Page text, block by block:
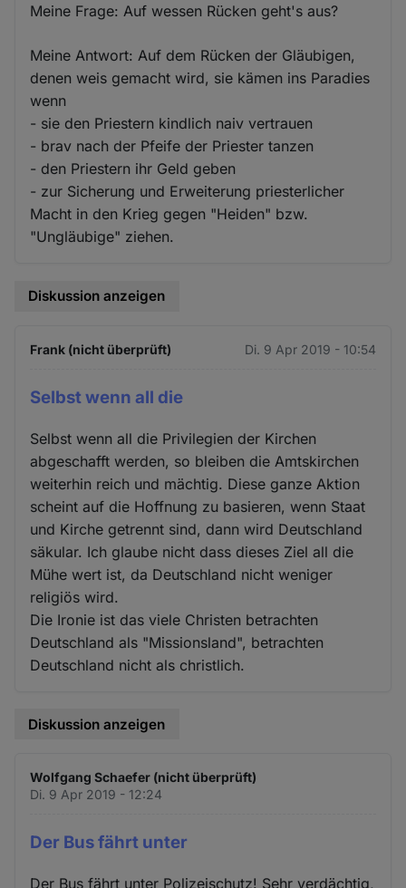
Meine Frage: Auf wessen Rücken geht's aus?
Meine Antwort: Auf dem Rücken der Gläubigen,
denen weis gemacht wird, sie kämen ins Paradies
wenn
- sie den Priestern kindlich naiv vertrauen
- brav nach der Pfeife der Priester tanzen
- den Priestern ihr Geld geben
- zur Sicherung und Erweiterung priesterlicher
Macht in den Krieg gegen "Heiden" bzw.
"Ungläubige" ziehen.
Diskussion anzeigen
Frank (nicht überprüft) Di. 9 Apr 2019 - 10:54
Selbst wenn all die
Selbst wenn all die Privilegien der Kirchen
abgeschafft werden, so bleiben die Amtskirchen
weiterhin reich und mächtig. Diese ganze Aktion
scheint auf die Hoffnung zu basieren, wenn Staat
und Kirche getrennt sind, dann wird Deutschland
säkular. Ich glaube nicht dass dieses Ziel all die
Mühe wert ist, da Deutschland nicht weniger
religiös wird.
Die Ironie ist das viele Christen betrachten
Deutschland als "Missionsland", betrachten
Deutschland nicht als christlich.
Diskussion anzeigen
Wolfgang Schaefer (nicht überprüft)
Di. 9 Apr 2019 - 12:24
Der Bus fährt unter
Der Bus fährt unter Polizeischutz! Sehr verdächtig,